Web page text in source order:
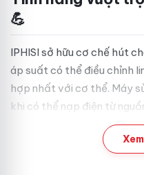
💪
IPHISI sở hữu cơ chế hút
áp suất có thể điều chỉnh
hợp nhất với cơ thể. Máy
khi có thể nạp điện từ
phòng. Màn hình LCD giúp
chóng để đảm bảo an